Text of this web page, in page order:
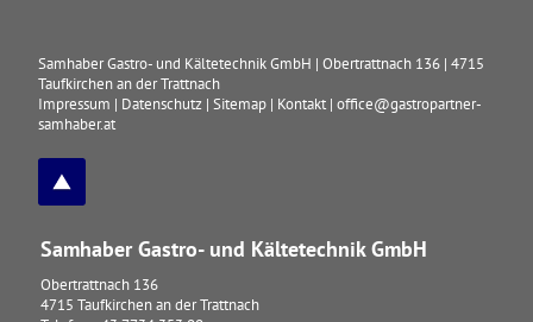
Samhaber Gastro- und Kältetechnik GmbH |Obertrattnach 136 |4715
Taufkirchen an der Trattnach
Impressum | Datenschutz |Sitemap | Kontakt |office@gastropartner-
samhaber.at
Samhaber Gastro- und Kältetechnik GmbH
Obertrattnach 136
4715 Taufkirchen an der Trattnach